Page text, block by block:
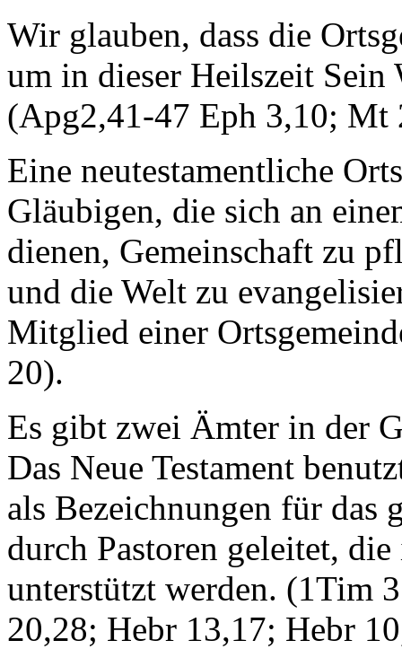
Wir glauben, dass die
um in dieser Heilszeit
(Apg2,41-47 Eph 3,10; Mt
Eine neutestamentliche
Gläubigen, die sich an
dienen, Gemeinschaft zu
und die Welt zu
Mitglied einer
20).
Es gibt zwei Ämter in der
Das Neue Testament
als Bezeichnungen für das
durch Pastoren geleitet,
unterstützt werden. (1Tim
20,28; Hebr 13,17; Hebr